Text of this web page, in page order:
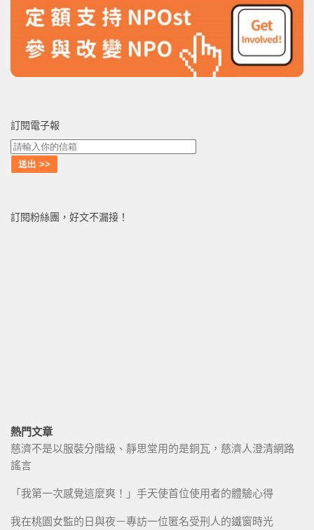
訂閱電子報
訂閱粉絲團，好文不漏接！
熱門文章
慈濟不是以服裝分階級、靜思堂用的是銅瓦，慈濟人澄清網路
謠言
「我第一次感覺這麼爽！」手天使首位使用者的體驗心得
我在桃園女監的日與夜－專訪一位匿名受刑人的鐵窗時光